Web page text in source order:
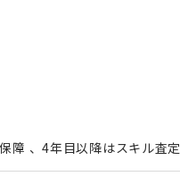
障 、4年目以降はスキル査定